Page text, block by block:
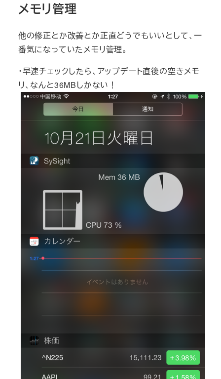
メモリ管理
他の修正とか改善とか正直どうでもいいとして、一
番気になっていたメモリ管理。
・早速チェックしたら、アップデート直後の空きメモ
リ、なんと36MBしかない！